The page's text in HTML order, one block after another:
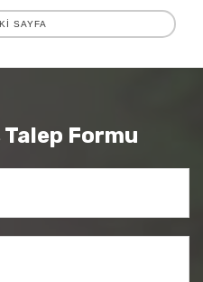
SAYFA
Formu